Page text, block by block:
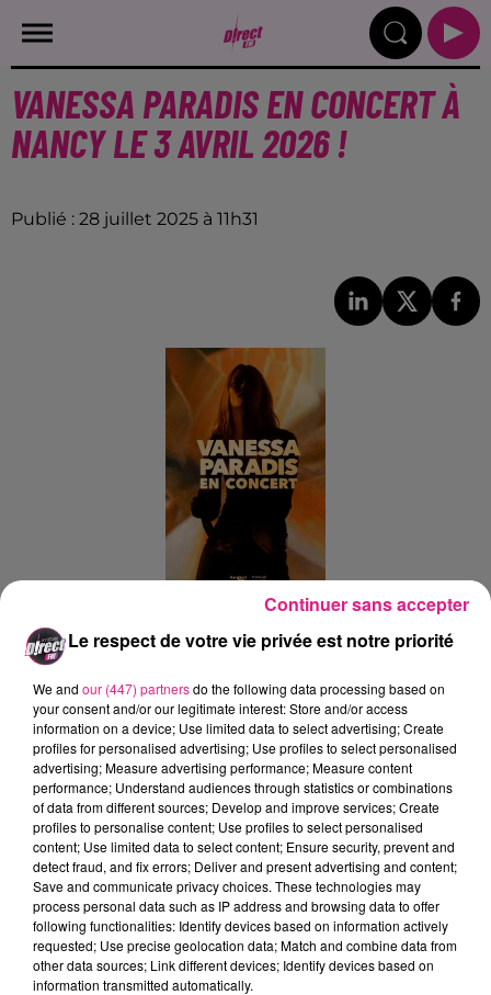
VANESSA PARADIS EN CONCERT À
NANCY LE 3 AVRIL 2026 !
Publié : 28 juillet 2025 à 11h31
Ajouter à votre calendrier
Date
du3 avril 2026 à 20h00
au3 avril 2026 à 22h00
Lieu
Zenith de Nancy
54000 Nancy
Tarif Payant
Le respect de votre vie privée est notre priorité
We and our (447) partnersdo the following data processing based on
your consent and/or our legitimate interest: Store and/or access
information on a device; Use limited data to select advertising; Create
profiles for personalised advertising; Use profiles to select personalised
advertising; Measure advertising performance; Measure content
performance; Understand audiences through statistics or combinations
of data from different sources; Develop and improve services; Create
profiles to personalise content; Use profiles to select personalised
content; Use limited data to select content; Ensure security, prevent and
detect fraud, and fix errors; Deliver and present advertising and content;
Save and communicate privacy choices. These technologies may
process personal data such as IP address and browsing data to offer
following functionalities: Identify devices based on information actively
requested; Use precise geolocation data; Match and combine data from
other data sources; Link different devices; Identify devices based on
information transmitted automatically.
Continuer sans accepter